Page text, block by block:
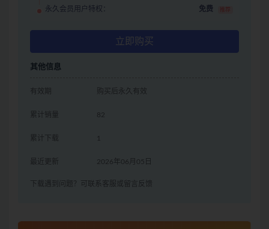
永久会员用户特权： 免费 推荐
立即购买
其他信息
有效期 购买后永久有效
累计销量 82
累计下载 1
最近更新 2026年06月05日
下载遇到问题？可联系客服或留言反馈